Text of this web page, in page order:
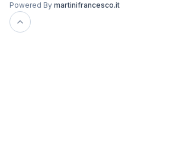
Powered By martinifrancesco.it